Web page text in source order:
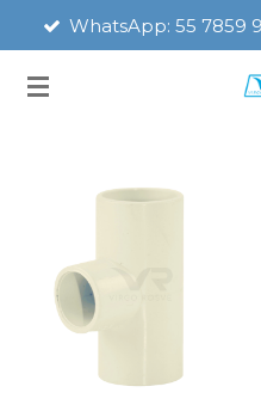
contenido
WhatsApp: 55 7859